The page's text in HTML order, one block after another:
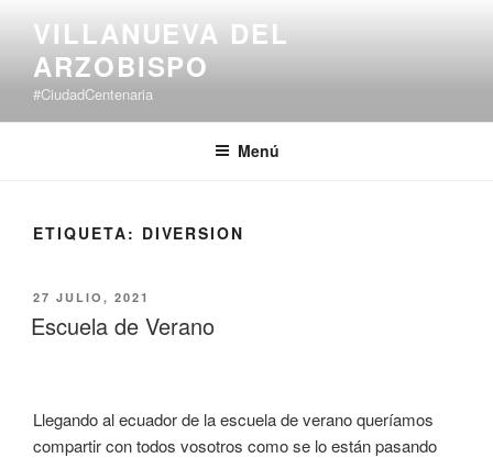
contenido
VILLANUEVA DEL
ARZOBISPO
#CiudadCentenaria
Menú
ETIQUETA: DIVERSION
PUBLICADO
EL
27 JULIO, 2021
Escuela de Verano
Llegando al ecuador de la escuela de verano queríamos
compartir con todos vosotros como se lo están pasando